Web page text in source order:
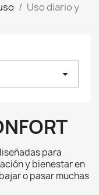
Uso diario y
arrow_drop_down
para
y bienestar en
o pasar muchas